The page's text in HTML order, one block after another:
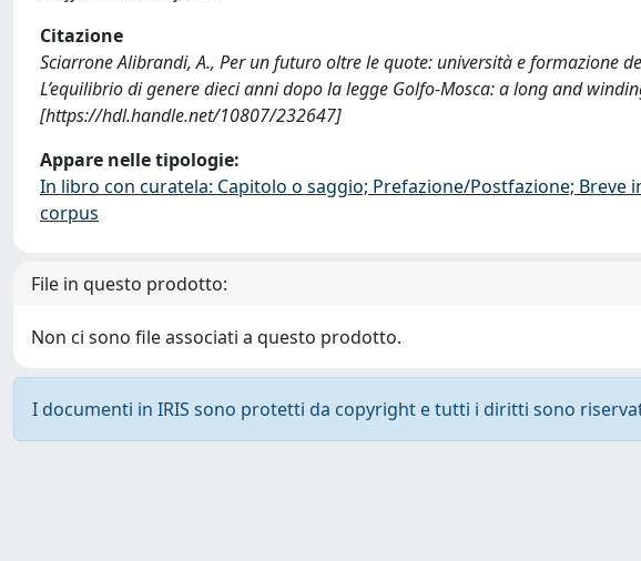
Citazione
Sciarrone Alibrandi, A., Per un futuro oltre le quote: università e formazione
L’equilibrio di genere dieci anni dopo la legge Golfo-Mosca: a long and
[https://hdl.handle.net/10807/232647]
Appare nelle tipologie:
In libro con curatela: Capitolo o saggio; Prefazione/Postfazione;
corpus
File in questo prodotto:
Non ci sono file associati a questo prodotto.
I documenti in IRIS sono protetti da copyright e tutti i diritti sono